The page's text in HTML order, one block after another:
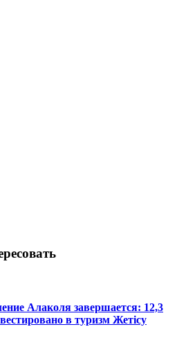
Алаколя завершается: 12,3
в туризм Жетісу